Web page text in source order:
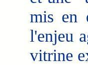
mis en
l'enjeu
vitrine